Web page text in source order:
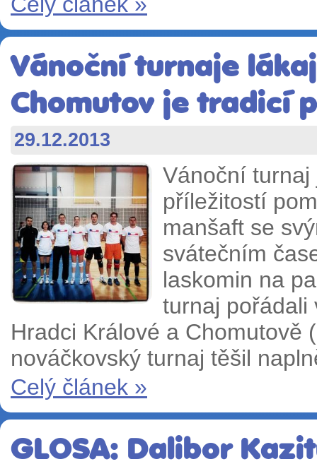
Vánoční turnaje
Chomutov je tradicí
29.12.2013
Vánoční
příležitostí
manšaft se
svátečním
laskomin na
turnaj pořádali
Hradci Králové a Chomutově
nováčkovský turnaj těšil
Celý článek »
GLOSA: Dalibor